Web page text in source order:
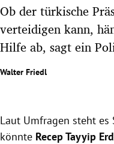
Untermenü
Untermenü
Untermenü
Untermenü
Ob der türkische
verteidigen kann,
Hilfe ab, sagt ein
Walter Friedl
Laut Umfragen steht es
könnte Recep Tayyip